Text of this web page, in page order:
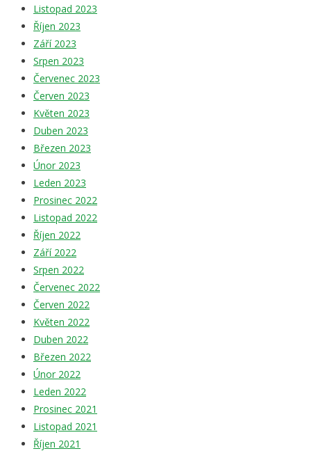
Listopad 2023
Říjen 2023
Září 2023
Srpen 2023
Červenec 2023
Červen 2023
Květen 2023
Duben 2023
Březen 2023
Únor 2023
Leden 2023
Prosinec 2022
Listopad 2022
Říjen 2022
Září 2022
Srpen 2022
Červenec 2022
Červen 2022
Květen 2022
Duben 2022
Březen 2022
Únor 2022
Leden 2022
Prosinec 2021
Listopad 2021
Říjen 2021